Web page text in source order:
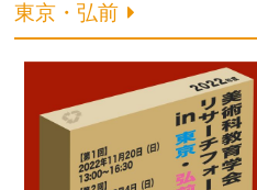
東京・弘前